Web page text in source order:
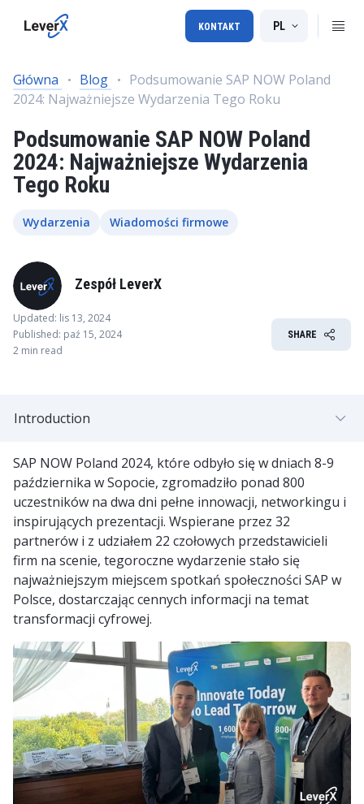
PL
KONTAKT
Główna Blog
Podsumowanie SAP NOW Poland
2024: Najważniejsze Wydarzenia Tego Roku
Podsumowanie SAP NOW Poland
2024: Najważniejsze Wydarzenia
Tego Roku
Wydarzenia Wiadomości firmowe
Zespół LeverX
Updated: lis 13, 2024
Published: paź 15, 2024
2 min read
SHARE
SAP NOW Poland 2024, które odbyło się w dniach 8-9
października w Sopocie, zgromadziło ponad 800
uczestników na dwa dni pełne innowacji, networkingu i
inspirujących prezentacji. Wspierane przez 32
partnerów i z udziałem 22 czołowych przedstawicieli
firm na scenie, tegoroczne wydarzenie stało się
najważniejszym miejscem spotkań społeczności SAP w
Polsce, dostarczając cennych informacji na temat
transformacji cyfrowej.
Introduction